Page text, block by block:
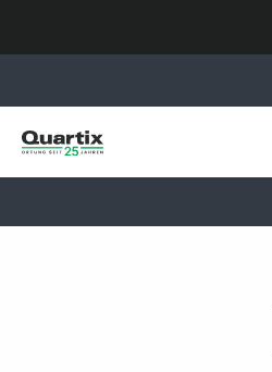
Erfahrungsberichte